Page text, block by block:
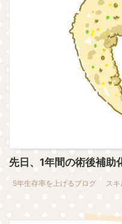
先日、1年間の術後補助
5年生存率を上げるブログ ス